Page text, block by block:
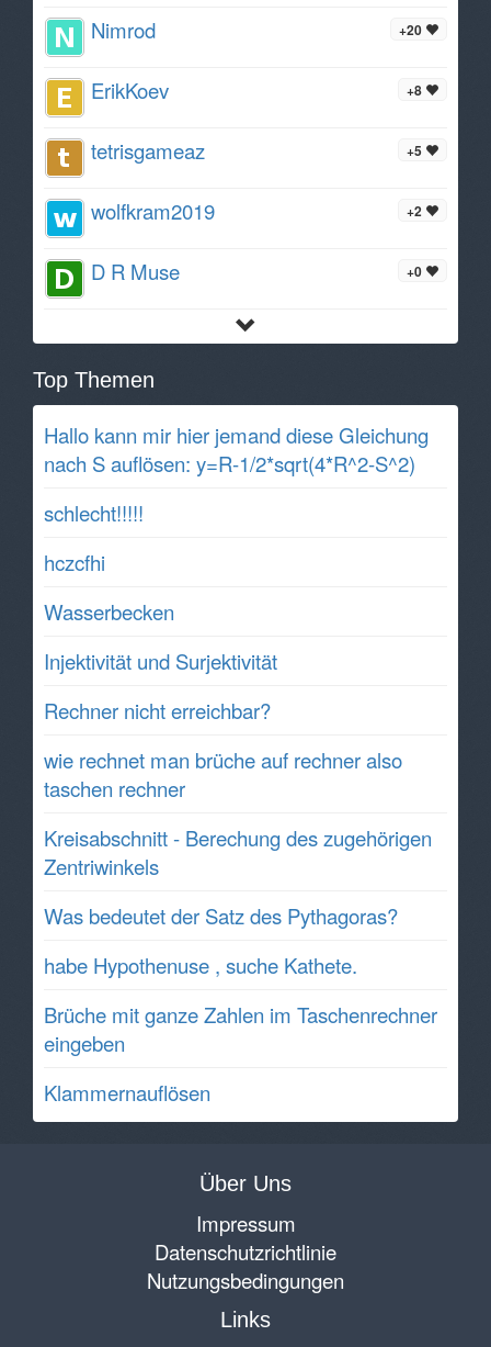
+20
Nimrod
+8
ErikKoev
+5
tetrisgameaz
+2
wolfkram2019
+0
D R Muse
Top Themen
Hallo kann mir hier jemand diese Gleichung
nach S auflösen: y=R-1/2*sqrt(4*R^2-S^2)
schlecht!!!!!
hczcfhi
Wasserbecken
Injektivität und Surjektivität
Rechner nicht erreichbar?
wie rechnet man brüche auf rechner also
taschen rechner
Kreisabschnitt - Berechung des zugehörigen
Zentriwinkels
Was bedeutet der Satz des Pythagoras?
habe Hypothenuse , suche Kathete.
Brüche mit ganze Zahlen im Taschenrechner
eingeben
Klammernauflösen
Über Uns
Impressum
Datenschutzrichtlinie
Nutzungsbedingungen
Links